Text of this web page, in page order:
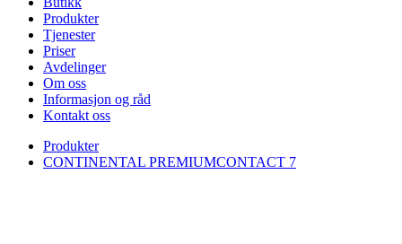
Produkter
Tjenester
Priser
Avdelinger
Om oss
Informasjon og råd
Kontakt oss
Produkter
CONTINENTAL PREMIUMCONTACT 7